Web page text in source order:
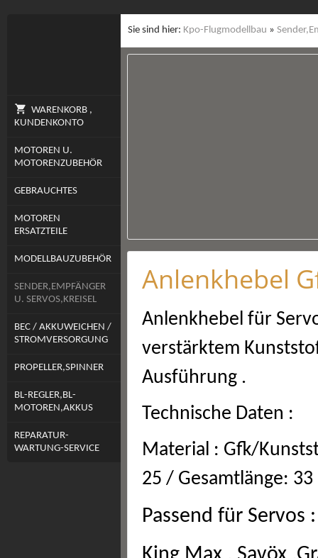
WARENKORB ,
KUNDENKONTO
MOTOREN U.
MOTORENZUBEHÖR
GEBRAUCHTES
MOTOREN
ERSATZTEILE
MODELLBAUZUBEHÖR
SENDER,EMPFÄNGER
U. SERVOS,KREISEL
BEC / AKKUWEICHEN /
STROMVERSORGUNG
PROPELLER,SPINNER
BL-REGLER,BL-
MOTOREN,AKKUS
REPARATUR-
WARTUNG-SERVICE
Sie sind hier: Kpo-Flugmodellbau »
Anlenkhebel
Anlenkhebel für
verstärktem
Ausführung .
Technische Daten :
Material : Gfk/
25 / Gesamtlänge:
Passend für Servos :